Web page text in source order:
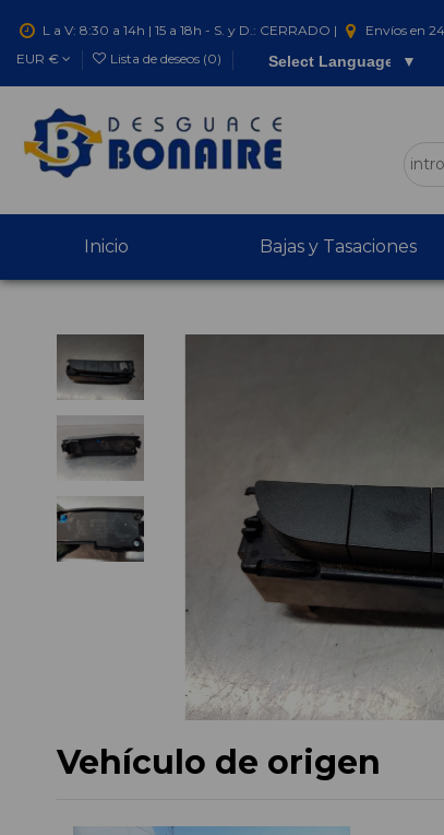
L a V: 8:30 a 14h | 15 a 18h - S. y D.: CERRADO | Envíos en
EUR €
Lista de deseos (0) Select Language ▼
Inicio Bajas y Tasaciones
Vehículo de origen